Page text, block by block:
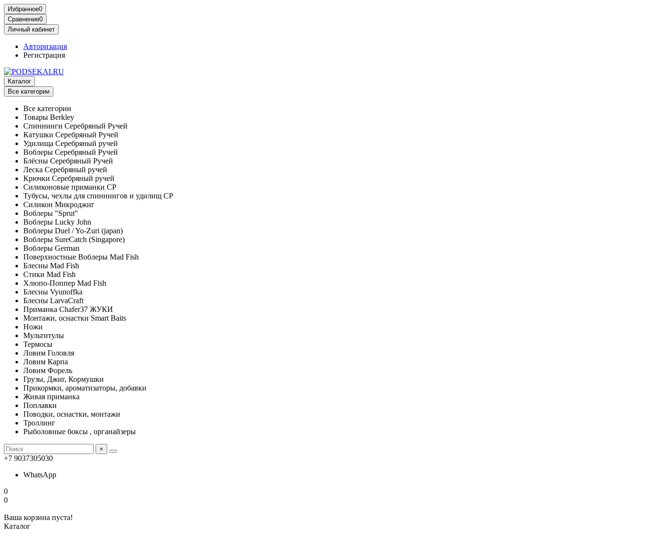
Избранное0
Сравнение0
Личный кабинет
Авторизация
Регистрация
Каталог
Все категории
Все категории
Товары Berkley
Спиннинги Серебряный Ручей
Катушки Серебряный Ручей
Удилища Серебряный ручей
Воблеры Серебряный Ручей
Блёсны Серебряный Ручей
Леска Серебряный ручей
Крючки Серебряный ручей
Силиконовые приманки СР
Тубусы, чехлы для спиннингов и удилищ СР
Силикон Микроджиг
Воблеры "Sprut"
Воблеры Lucky John
Воблеры Duel / Yo-Zuri (japan)
Воблеры SureCatch (Singapore)
Воблеры German
Поверхностные Воблеры Mad Fish
Блесны Mad Fish
Стики Mad Fish
Хлюпо-Поппер Mad Fish
Блесны Vyunoffka
Блесны LarvaCraft
Приманка Chafer37 ЖУКИ
Монтажи, оснастки Smart Baits
Ножи
Мультитулы
Термосы
Ловим Головля
Ловим Карпа
Ловим Форель
Грузы, Джиг, Кормушки
Прикормки, ароматизаторы, добавки
Живая приманка
Поплавки
Поводки, оснастки, монтажи
Троллинг
Рыболовные боксы , органайзеры
×
+7 9037305030
WhatsApp
0
0
Ваша корзина пуста!
Каталог